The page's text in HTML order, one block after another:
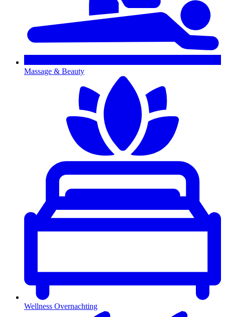
Massage & Beauty
Wellness Overnachting